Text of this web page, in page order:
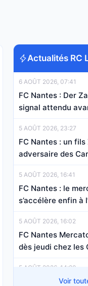
Actualités RC
6 AOÛT 2026, 07:41
FC Nantes : Der
signal attendu
5 AOÛT 2026, 23:27
FC Nantes : un
adversaire des
5 AOÛT 2026, 16:41
FC Nantes : le
s’accélère enfin à
5 AOÛT 2026, 16:02
FC Nantes
dès jeudi chez les
5 AOÛT 2026, 14:20
FC NantesVoir